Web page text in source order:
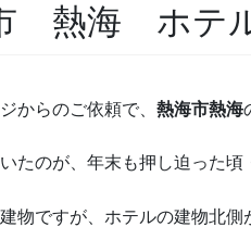
熱海 ホテ
からのご依頼で、 熱海市熱海
たのが、年末も押し迫った頃
物ですが、ホテルの建物北側